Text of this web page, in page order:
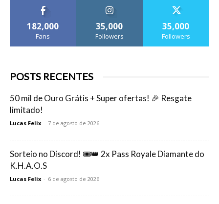
182,000
Fans
35,000
Followers
35,000
Followers
POSTS RECENTES
50 mil de Ouro Grátis + Super ofertas! 🎉 Resgate
limitado!
Lucas Felix - 7 de agosto de 2026
Sorteio no Discord! 🎟️👑 2x Pass Royale Diamante do
K.H.A.O.S
Lucas Felix - 6 de agosto de 2026